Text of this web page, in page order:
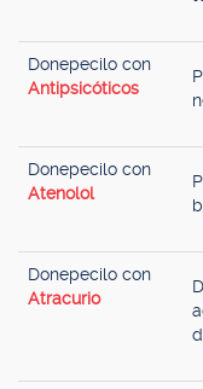
Donepecilo con
Antipsicóticos
Donepecilo con
Atenolol
Donepecilo con
Atracurio